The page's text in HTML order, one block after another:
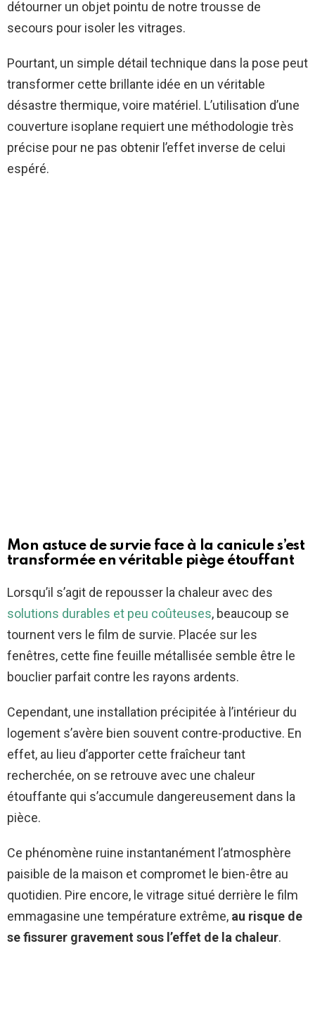
détourner un objet pointu de notre trousse de
secours pour isoler les vitrages.
Pourtant, un simple détail technique dans la pose peut
transformer cette brillante idée en un véritable
désastre thermique, voire matériel. L’utilisation d’une
couverture isoplane requiert une méthodologie très
précise pour ne pas obtenir l’effet inverse de celui
espéré.
Mon astuce de survie face à la canicule s’est
transformée en véritable piège étouffant
Lorsqu’il s’agit de repousser la chaleur avec des
solutions durables et peu coûteuses, beaucoup se
tournent vers le film de survie. Placée sur les
fenêtres, cette fine feuille métallisée semble être le
bouclier parfait contre les rayons ardents.
Cependant, une installation précipitée à l’intérieur du
logement s’avère bien souvent contre-productive. En
effet, au lieu d’apporter cette fraîcheur tant
recherchée, on se retrouve avec une chaleur
étouffante qui s’accumule dangereusement dans la
pièce.
Ce phénomène ruine instantanément l’atmosphère
paisible de la maison et compromet le bien-être au
quotidien. Pire encore, le vitrage situé derrière le film
emmagasine une température extrême, au risque de
se fissurer gravement sous l’effet de la chaleur.